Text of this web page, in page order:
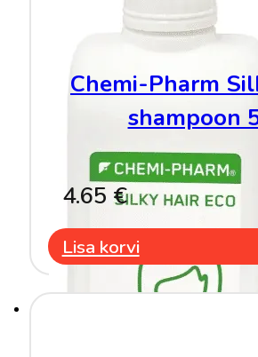
Chemi-Pharm
shampoon
4.65 €
Lisa korvi